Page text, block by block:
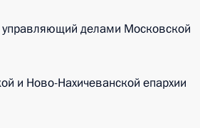
управляющий делами Московской
и Ново-Нахичеванской епархии